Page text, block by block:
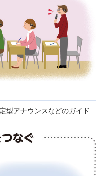
型アナウンスなどのガイド